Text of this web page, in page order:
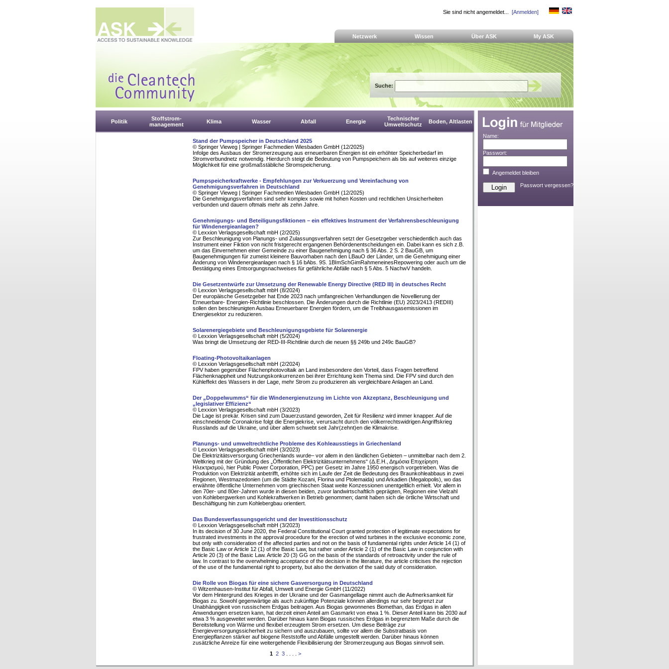
Sie sind nicht angemeldet... [Anmelden]
Netzwerk Wissen Über ASK My ASK
Suche:
Politik
Stoffstrom-
management
Klima Wasser Abfall Energie
Technischer
Umweltschutz
Boden, Altlasten
Stand der Pumpspeicher in Deutschland 2025
© Springer Vieweg | Springer Fachmedien Wiesbaden GmbH (12/2025)
Infolge des Ausbaus der Stromerzeugung aus erneuerbaren Energien ist ein erhöhter Speicherbedarf im
Stromverbundnetz notwendig. Hierdurch steigt die Bedeutung von Pumpspeichern als bis auf weiteres einzige
Möglichkeit für eine großmaßstäbliche Stromspeicherung.
Pumpspeicherkraftwerke - Empfehlungen zur Verkuerzung und Vereinfachung von
Genehmigungsverfahren in Deutschland
© Springer Vieweg | Springer Fachmedien Wiesbaden GmbH (12/2025)
Die Genehmigungsverfahren sind sehr komplex sowie mit hohen Kosten und rechtlichen Unsicherheiten
verbunden und dauern oftmals mehr als zehn Jahre.
Genehmigungs- und Beteiligungsfiktionen – ein effektives Instrument der Verfahrensbeschleunigung
für Windenergieanlagen?
© Lexxion Verlagsgesellschaft mbH (2/2025)
Zur Beschleunigung von Planungs- und Zulassungsverfahren setzt der Gesetzgeber verschiedentlich auch das
Instrument einer Fiktion von nicht fristgerecht ergangenen Behördenentscheidungen ein. Dabei kann es sich z.B.
um das Einvernehmen einer Gemeinde zu einer Baugenehmigung nach § 36 Abs. 2 S. 2 BauGB, um
Baugenehmigungen für zumeist kleinere Bauvorhaben nach den LBauO der Länder, um die Genehmigung einer
Änderung von Windenergieanlagen nach § 16 bAbs. 9S. 1BImSchGimRahmeneinesRepowering oder auch um die
Bestätigung eines Entsorgungsnachweises für gefährliche Abfälle nach § 5 Abs. 5 NachwV handeln.
Die Gesetzentwürfe zur Umsetzung der Renewable Energy Directive (RED III) in deutsches Recht
© Lexxion Verlagsgesellschaft mbH (8/2024)
Der europäische Gesetzgeber hat Ende 2023 nach umfangreichen Verhandlungen die Novellierung der
Erneuerbare- Energien-Richtlinie beschlossen. Die Änderungen durch die Richtlinie (EU) 2023/2413 (REDIII)
sollen den beschleunigten Ausbau Erneuerbarer Energien fördern, um die Treibhausgasemissionen im
Energiesektor zu reduzieren.
Solarenergiegebiete und Beschleunigungsgebiete für Solarenergie
© Lexxion Verlagsgesellschaft mbH (5/2024)
Was bringt die Umsetzung der RED-III-Richtlinie durch die neuen §§ 249b und 249c BauGB?
Floating-Photovoltaikanlagen
© Lexxion Verlagsgesellschaft mbH (2/2024)
FPV haben gegenüber Flächenphotovoltaik an Land insbesondere den Vorteil, dass Fragen betreffend
Flächenknappheit und Nutzungskonkurrenzen bei ihrer Errichtung kein Thema sind. Die FPV sind durch den
Kühleffekt des Wassers in der Lage, mehr Strom zu produzieren als vergleichbare Anlagen an Land.
Der „Doppelwumms“ für die Windenergienutzung im Lichte von Akzeptanz, Beschleunigung und
„legislativer Effizienz“
© Lexxion Verlagsgesellschaft mbH (3/2023)
Die Lage ist prekär. Krisen sind zum Dauerzustand geworden, Zeit für Resilienz wird immer knapper. Auf die
einschneidende Coronakrise folgt die Energiekrise, verursacht durch den völkerrechtswidrigen Angriffskrieg
Russlands auf die Ukraine, und über allem schwebt seit Jahr(zehnt)en die Klimakrise.
Planungs- und umweltrechtliche Probleme des Kohleausstiegs in Griechenland
© Lexxion Verlagsgesellschaft mbH (3/2023)
Die Elektrizitätsversorgung Griechenlands wurde– vor allem in den ländlichen Gebieten – unmittelbar nach dem 2.
Weltkrieg mit der Gründung des „Öffentlichen Elektrizitätsunternehmens“ (Δ.Ε.Η., Δημόσια Επιχείρηση
Ηλεκτρισμού, hier Public Power Corporation, PPC) per Gesetz im Jahre 1950 energisch vorgetrieben. Was die
Produktion von Elektrizität anbetrifft, erhöhte sich im Laufe der Zeit die Bedeutung des Braunkohleabbaus in zwei
Regionen, Westmazedonien (um die Städte Kozani, Florina und Ptolemaida) und Arkadien (Megalopolis), wo das
erwähnte öffentliche Unternehmen vom griechischen Staat weite Konzessionen unentgeltlich erhielt. Vor allem in
den 70er- und 80er-Jahren wurde in diesen beiden, zuvor landwirtschaftlich geprägten, Regionen eine Vielzahl
von Kohlebergwerken und Kohlekraftwerken in Betrieb genommen; damit haben sich die örtliche Wirtschaft und
Beschäftigung hin zum Kohlebergbau orientiert.
Das Bundesverfassungsgericht und der Investitionsschutz
© Lexxion Verlagsgesellschaft mbH (3/2023)
In its decision of 30 June 2020, the Federal Constitutional Court granted protection of legitimate expectations for
frustrated investments in the approval procedure for the erection of wind turbines in the exclusive economic zone,
but only with consideration of the affected parties and not on the basis of fundamental rights under Article 14 (1) of
the Basic Law or Article 12 (1) of the Basic Law, but rather under Article 2 (1) of the Basic Law in conjunction with
Article 20 (3) of the Basic Law. Article 20 (3) GG on the basis of the standards of retroactivity under the rule of
law. In contrast to the overwhelming acceptance of the decision in the literature, the article criticises the rejection
of the use of the fundamental right to property, but also the derivation of the said duty of consideration.
Die Rolle von Biogas für eine sichere Gasversorgung in Deutschland
© Witzenhausen-Institut für Abfall, Umwelt und Energie GmbH (11/2022)
Vor dem Hintergrund des Krieges in der Ukraine und der Gasmangellage nimmt auch die Aufmerksamkeit für
Biogas zu. Sowohl gegenwärtige als auch zukünftige Potenziale können allerdings nur sehr begrenzt zur
Unabhängigkeit von russischem Erdgas beitragen. Aus Biogas gewonnenes Biomethan, das Erdgas in allen
Anwendungen ersetzen kann, hat derzeit einen Anteil am Gasmarkt von etwa 1 %. Dieser Anteil kann bis 2030 auf
etwa 3 % ausgeweitet werden. Darüber hinaus kann Biogas russisches Erdgas in begrenztem Maße durch die
Bereitstellung von Wärme und flexibel erzeugtem Strom ersetzen. Um diese Beiträge zur
Energieversorgungssicherheit zu sichern und auszubauen, sollte vor allem die Substratbasis von
Energiepflanzen stärker auf biogene Reststoffe und Abfälle umgestellt werden. Darüber hinaus können
zusätzliche Anreize für eine weitergehende Flexibilisierung der Stromerzeugung aus Biogas sinnvoll sein.
1 2 3 >
Name:
Passwort:
Angemeldet bleiben
Passwort vergessen?